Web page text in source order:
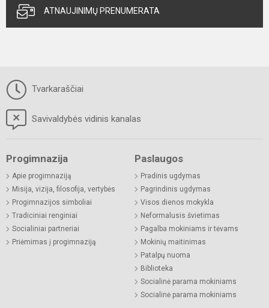
ATNAUJINIMŲ PRENUMERATA
Tvarkaraščiai
Savivaldybės vidinis kanalas
Progimnazija
Apie progimnaziją
Misija, vizija, filosofija, vertybės
Progimnazijos simboliai
Tradiciniai renginiai
Socialiniai partneriai
Priėmimas į progimnaziją
Paslaugos
Pradinis ugdymas
Pagrindinis ugdymas
Visos dienos mokykla
Neformalusis švietimas
Pagalba mokiniams ir tėvams
Mokinių maitinimas
Patalpų nuoma
Biblioteka
Socialinė parama mokiniams
Socialinė parama mokiniams